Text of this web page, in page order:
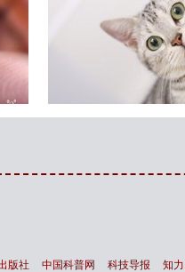
版社 中国科普网 科技导报 知